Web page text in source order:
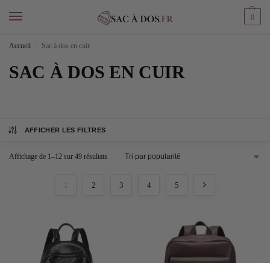
0
Accueil Sac à dos en cuir
SAC À DOS EN CUIR
AFFICHER LES FILTRES
Affichage de 1–12 sur 49 résultats
1 2 3 4 5